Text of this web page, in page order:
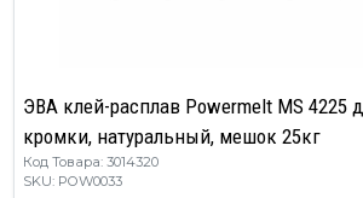
ЭВА клей-расплав Powermelt MS 4225
кромки, натуральный, мешок 25кг
Код Товара: 3014320
SKU: POW0033